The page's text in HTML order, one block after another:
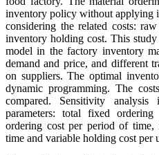
inventory policy without applying
considering the related costs:
inventory holding cost. This
model in the factory inventory
demand and price, and different
on suppliers. The optimal
dynamic programming. The
compared. Sensitivity
parameters: total fixed
ordering cost per period of
time and variable holding cost per